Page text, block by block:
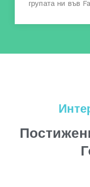
групата ни във